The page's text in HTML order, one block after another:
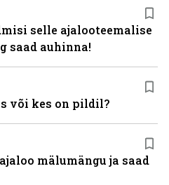
selle ajalooteemalise
saad auhinna!
või kes on pildil?
mälumängu ja saad